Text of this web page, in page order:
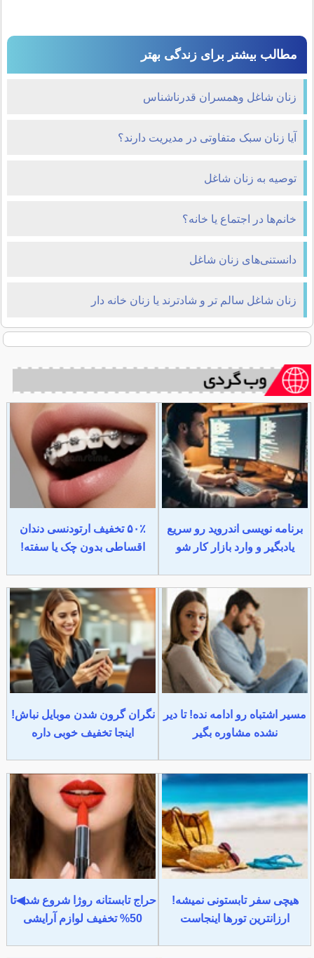
مطالب بیشتر برای زندگی بهتر
زنان شاغل وهمسران قدرناشناس
آیا زنان سبک متفاوتی در مدیریت دارند؟
توصيه به زنان شاغل
خانم‌ها در اجتماع یا خانه؟
دانستنی‌های زنان شاغل
زنان شاغل سالم تر و شادترند یا زنان خانه دار
برنامه نویسی اندروید رو سریع
یادبگیر و وارد بازار کار شو
۵۰٪ تخفیف ارتودنسی دندان
اقساطی بدون چک یا سفته!
مسیر اشتباه رو ادامه نده! تا دیر
نشده مشاوره بگیر
نگران گرون شدن موبایل نباش!
اینجا تخفیف خوبی داره
هیچی سفر تابستونی نمیشه!
ارزانترین تورها اینجاست
حراج تابستانه روژا شروع شد◀تا
50% تخفیف لوازم آرایشی